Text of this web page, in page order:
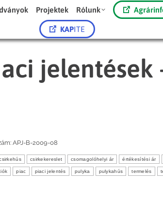
Projektek Rólunk
KAPITE
jelentések
APJ-B-2009-08
csirkekereslet csomagolóhelyi ár értékesítési ár
piac piaci jelentés pulyka pulykahús termelés